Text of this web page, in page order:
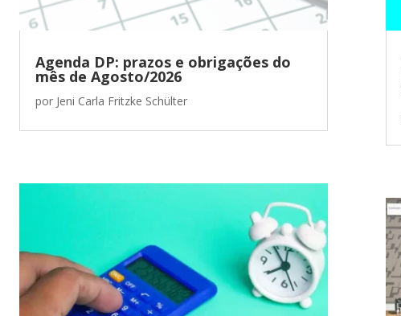
Agenda DP: prazos e obrigações do
mês de Agosto/2026
por Jeni Carla Fritzke Schülter